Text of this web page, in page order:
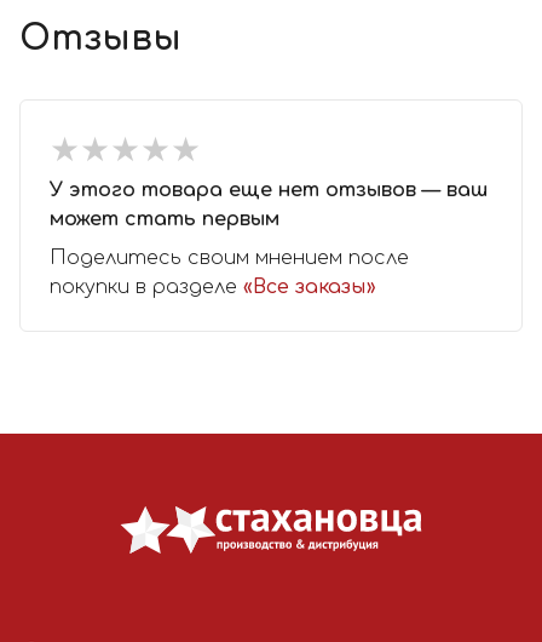
Отзывы
★★★★★
★★★★★
У этого товара еще нет отзывов — ваш
может стать первым
Поделитесь своим мнением после
покупки в разделе «Все заказы»